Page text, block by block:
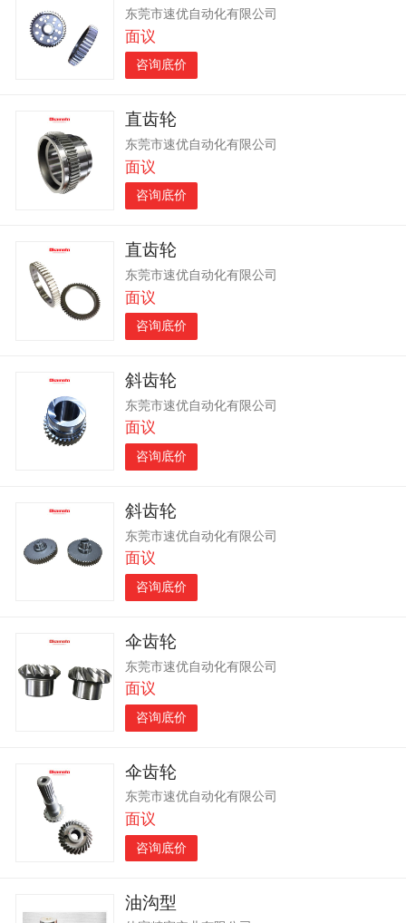
东莞市速优自动化有限公司
面议
咨询底价
直齿轮
东莞市速优自动化有限公司
面议
咨询底价
直齿轮
东莞市速优自动化有限公司
面议
咨询底价
斜齿轮
东莞市速优自动化有限公司
面议
咨询底价
斜齿轮
东莞市速优自动化有限公司
面议
咨询底价
伞齿轮
东莞市速优自动化有限公司
面议
咨询底价
伞齿轮
东莞市速优自动化有限公司
面议
咨询底价
油沟型